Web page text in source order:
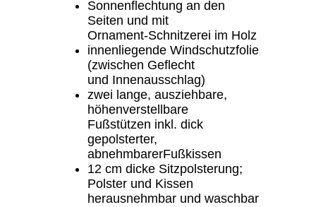
Sonnenflechtung an den
Seiten und mit
Ornament-Schnitzerei im Holz
innenliegende Windschutzfolie
(zwischen Geflecht
und Innenausschlag)
zwei lange, ausziehbare,
höhenverstellbare
Fußstützen inkl. dick
gepolsterter,
abnehmbarerFußkissen
12 cm dicke Sitzpolsterung;
Polster und Kissen
herausnehmbar und waschbar